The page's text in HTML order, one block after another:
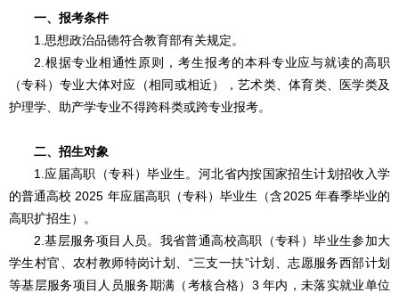
一、报考条件
1.思想政治品德符合教育部有关规定。
2.根据专业相通性原则，考生报考的本科专业应与就读的高职
（专科）专业大体对应（相同或相近），艺术类、体育类、医学类及
护理学、助产学专业不得跨科类或跨专业报考。
二、招生对象
1.应届高职（专科）毕业生。河北省内按国家招生计划招收入学
的普通高校 2025 年应届高职（专科）毕业生（含2025 年春季毕业的
高职扩招生）。
2.基层服务项目人员。我省普通高校高职（专科）毕业生参加大
学生村官、农村教师特岗计划、“三支一扶”计划、志愿服务西部计划
等基层服务项目人员服务期满（考核合格）3 年内，未落实就业单位